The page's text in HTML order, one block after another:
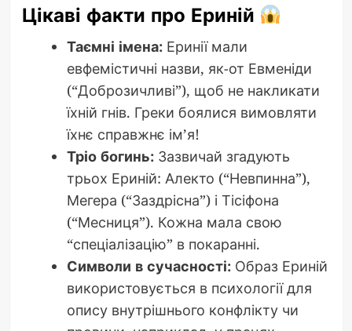
Цікаві факти про Ериній
Таємні імена:Еринії мали
евфемістичні назви, як-от Евменіди
(“Доброзичливі”), щоб не накликати
їхній гнів. Греки боялися вимовляти
їхнє справжнє ім’я!
Тріо богинь:Зазвичай згадують
трьох Ериній: Алекто (“Невпинна”),
Мегера (“Заздрісна”) і Тісіфона
(“Месниця”). Кожна мала свою
“спеціалізацію” в покаранні.
Символи в сучасності:Образ Ериній
використовується в психології для
опису внутрішнього конфлікту чи